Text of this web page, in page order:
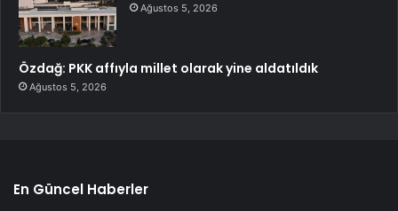
Ağustos 5, 2026
Özdağ: PKK affıyla millet olarak yine aldatıldık
Ağustos 5, 2026
En Güncel Haberler